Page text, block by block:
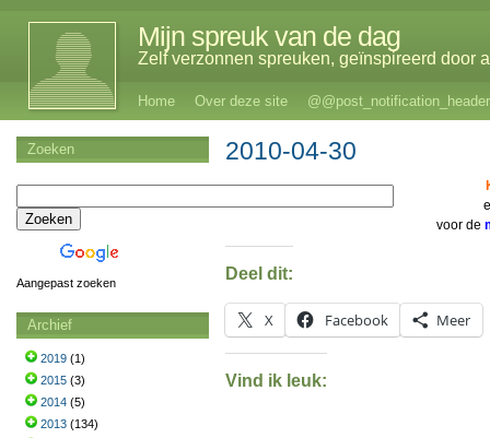
Mijn spreuk van de dag
Zelf verzonnen spreuken, geïnspireerd door
Home Over deze site @@post_notification_header
2010-04-30
voor de
Deel dit:
X Facebook Meer
Vind ik leuk:
Zoeken
Aangepast zoeken
Archief
2019 (1)
2015 (3)
2014 (5)
2013 (134)